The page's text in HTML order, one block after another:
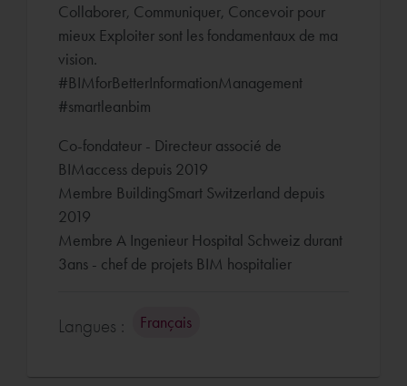
Collaborer, Communiquer, Concevoir pour
mieux Exploiter sont les fondamentaux de ma
vision.
#BIMforBetterInformationManagement
#smartleanbim
Co-fondateur - Directeur associé de
BIMaccess depuis 2019
Membre BuildingSmart Switzerland depuis
2019
Membre A Ingenieur Hospital Schweiz durant
3ans - chef de projets BIM hospitalier
Langues : Français